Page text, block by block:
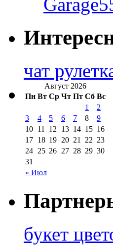
чат
Август 2026
Пн Вт Ср Чт Пт Сб Вс
« Июл
1
2
3
4 5 6 7 8
9
10 11 12 13 14 15 16
17 18 19 20 21 22 23
24 25 26 27 28 29 30
31
букет